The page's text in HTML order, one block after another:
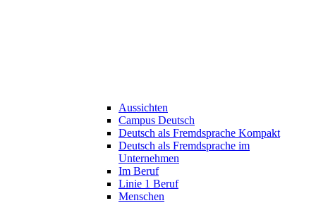
Aussichten
Campus Deutsch
Deutsch als Fremdsprache Kompakt
Deutsch als Fremdsprache im
Unternehmen
Im Beruf
Linie 1 Beruf
Menschen